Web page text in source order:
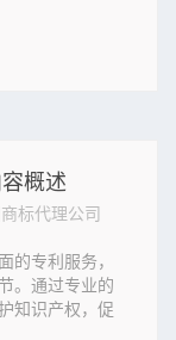
概述
标代理公司
的专利服务，
。通过专业的
知识产权，促